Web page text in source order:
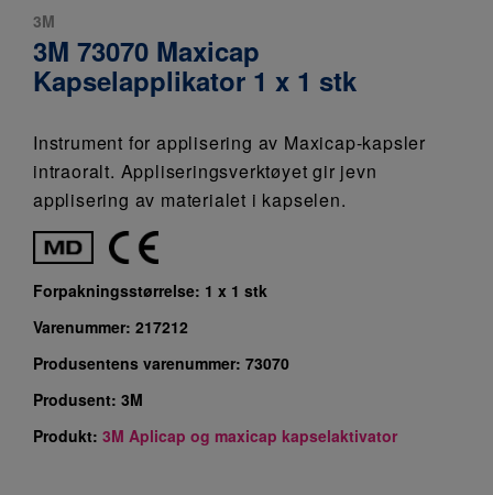
3M
3M 73070 Maxicap
Kapselapplikator 1 x 1 stk
Instrument for applisering av Maxicap-kapsler
intraoralt. Appliseringsverktøyet gir jevn
applisering av materialet i kapselen.
Forpakningsstørrelse: 1 x 1 stk
Varenummer: 217212
Produsentens varenummer: 73070
Produsent: 3M
Produkt: 3M Aplicap og maxicap kapselaktivator